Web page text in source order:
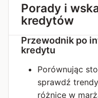
Porady i
kredytów
Przewodnik po
kredytu
Porównując
sprawdź
różnice w